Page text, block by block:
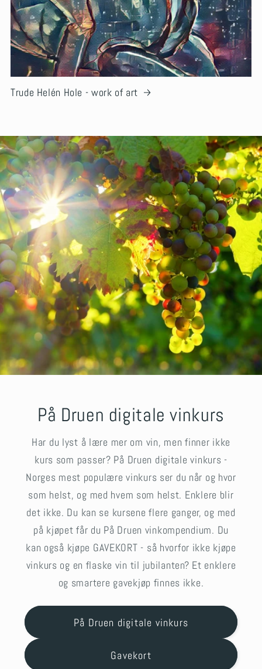
Trude Helén Hole - work of art
På Druen digitale vinkurs
Har du lyst å lære mer om vin, men finner ikke
kurs som passer? På Druen digitale vinkurs -
Norges mest populære vinkurs ser du når og hvor
som helst, og med hvem som helst. Enklere blir
det ikke. Du kan se kursene flere ganger, og med
på kjøpet får du På Druen vinkompendium. Du
kan også kjøpe GAVEKORT - så hvorfor ikke kjøpe
vinkurs og en flaske vin til jubilanten? Et enklere
og smartere gavekjøp finnes ikke.
På Druen digitale vinkurs
Gavekort